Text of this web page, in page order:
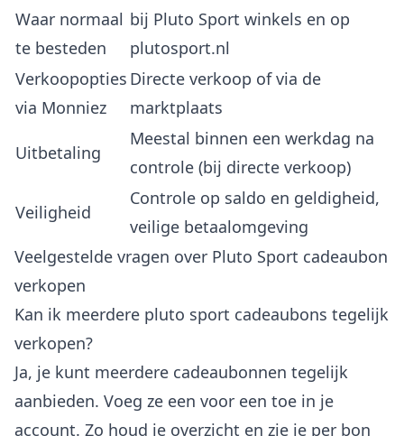
Waar normaal
te besteden
bij Pluto Sport winkels en op
plutosport.nl
Verkoopopties
via Monniez
Directe verkoop of via de
marktplaats
Uitbetaling
Meestal binnen een werkdag na
controle (bij directe verkoop)
Veiligheid
Controle op saldo en geldigheid,
veilige betaalomgeving
Veelgestelde vragen over Pluto Sport cadeaubon
verkopen
Kan ik meerdere pluto sport cadeaubons tegelijk
verkopen?
Ja, je kunt meerdere cadeaubonnen tegelijk
aanbieden. Voeg ze een voor een toe in je
account. Zo houd je overzicht en zie je per bon